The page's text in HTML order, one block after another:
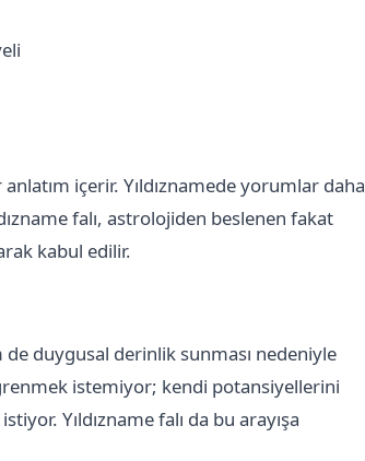
içerir. Yıldıznamede yorumlar daha
falı, astrolojiden beslenen fakat
kabul edilir.
de duygusal derinlik sunması nedeniyle
istemiyor; kendi potansiyellerini
Yıldızname falı da bu arayışa